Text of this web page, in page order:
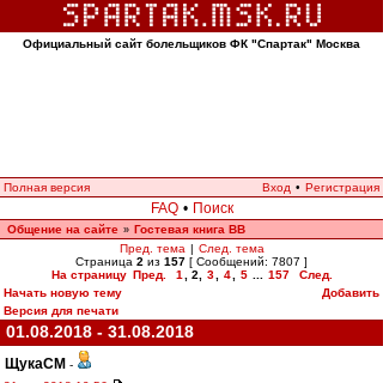
Официальный сайт болельщиков ФК "Спартак" Москва
Полная версия Вход • Регистрация
FAQ • Поиск
Общение на сайте » Гостевая книга ВВ
Пред. тема | След. тема
Страница 2 из 157 [ Сообщений: 7807 ]
На страницу Пред. 1 2 3 4 5 157
След.
Начать новую тему
Добавить
Версия для печати
01.08.2018 - 31.08.2018
ЩукаСМ -